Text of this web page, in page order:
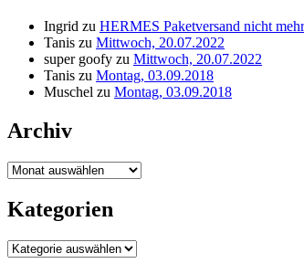
Ingrid zu HERMES Paketversand nicht
Tanis zu Mittwoch, 20.07.2022
super goofy zu Mittwoch, 20.07.2022
Tanis zu Montag, 03.09.2018
Muschel zu Montag, 03.09.2018
Archiv
Archiv
Kategorien
Kategorien